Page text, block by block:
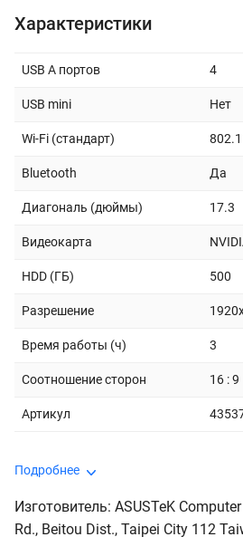
Характеристики
USB A портов 4
USB mini Нет
Wi-Fi (стандарт)
Bluetooth Да
Диагональ (дюймы) 17.3
Видеокарта
HDD (ГБ) 500
Разрешение
Время работы (ч) 3
Соотношение сторон 16 : 9
Артикул
Подробнее
Изготовитель: ASUSTeK
Rd., Beitou Dist., Taipei City 112